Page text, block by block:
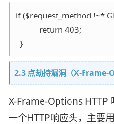
if ($request_method !~*
            return 403;
  }
2.3 点劫持漏洞（X-Frame-
X-Frame-Options HTTP
一个HTTP响应头，主要